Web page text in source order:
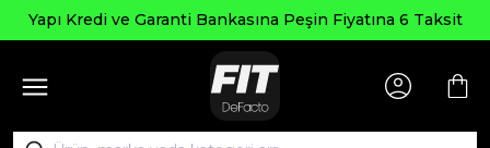
Yapı Kredi ve Garanti Bankasına Peşin Fiyatına 6 Taksit